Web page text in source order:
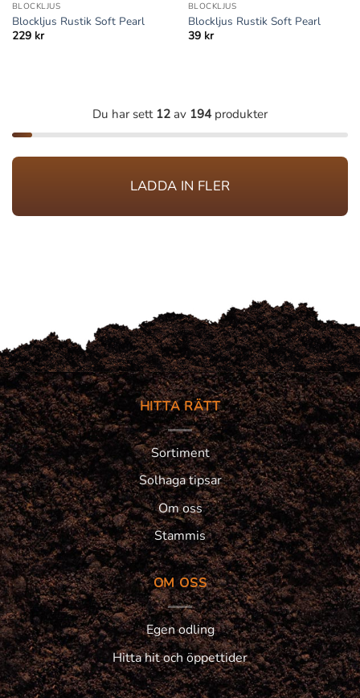
BLOCKLJUS
Blockljus Rustik Soft Pearl
229 kr
BLOCKLJUS
Blockljus Rustik Soft Pearl
39 kr
Du har sett 12 av 194produkter
LADDA IN FLER
HITTA RÄTT
Sortiment
Solhaga tipsar
Om oss
Stammis
OM OSS
Egen odling
Hitta hit och öppettider